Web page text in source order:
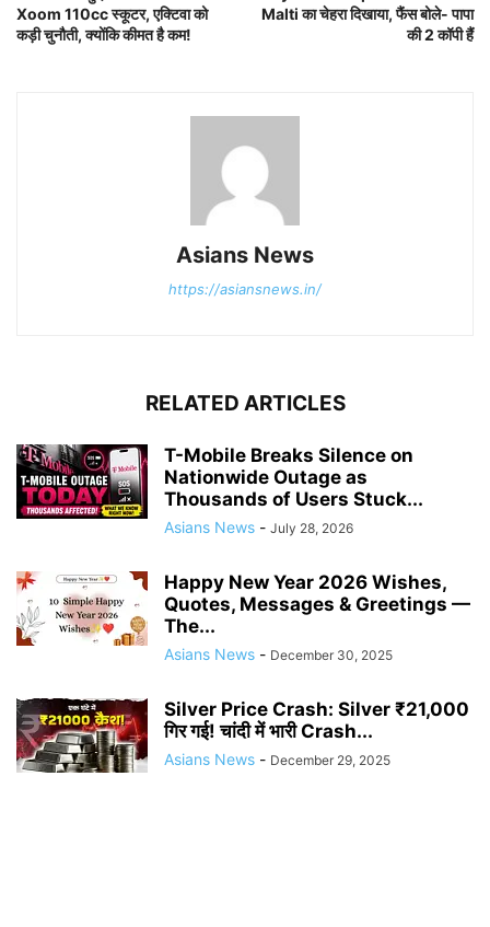
Xoom 110cc स्कूटर, एक्टिवा को
कड़ी चुनौती, क्योंकि कीमत है कम!
Malti का चेहरा दिखाया, फैंस बोले- पापा
की 2 कॉपी हैं
Asians News
https://asiansnews.in/
RELATED ARTICLES
T-Mobile Breaks Silence on
Nationwide Outage as
Thousands of Users Stuck...
Asians News - July 28, 2026
Happy New Year 2026 Wishes,
Quotes, Messages & Greetings —
The...
Asians News - December 30, 2025
Silver Price Crash: Silver ₹21,000
गिर गई! चांदी में भारी Crash...
Asians News - December 29, 2025